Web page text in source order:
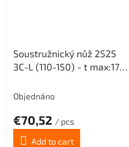
Soustružnický nůž 2525
3C-L (110-150) - t max:17
Objednáno
€70,52 / pcs
Add to cart